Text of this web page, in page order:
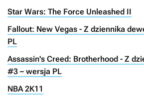
Star Wars: The Force Unleashed II
Fallout: New Vegas - Z dziennika
PL
Assassin's Creed: Brotherhood - Z
#3 – wersja PL
NBA 2K11